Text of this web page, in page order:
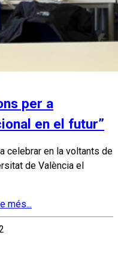
per a
en el futur”
celebrar en la voltants de
de València el
més...